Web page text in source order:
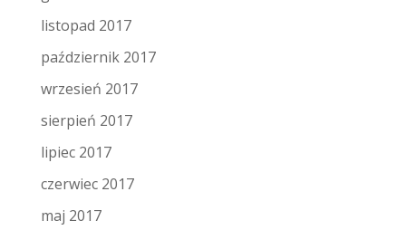
listopad 2017
październik 2017
wrzesień 2017
sierpień 2017
lipiec 2017
czerwiec 2017
maj 2017